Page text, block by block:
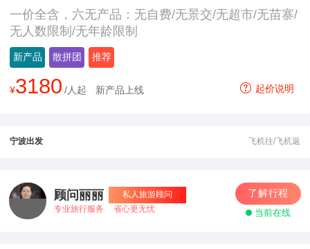
凰古城/沈从文故居/万寿宫/船游沱江/七重
水幕灯光秀双飞6日游
一价全含，六无产品：无自费/无景交/无超市/无苗寨/
无人数限制/无年龄限制
新产品 散拼团 推荐
¥3180 /人起 新产品上线 起价说明
宁波出发 飞机往/飞机返
顾问丽丽
私人旅游顾问
专业旅行服务
省心更无忧
了解行程
当前在线